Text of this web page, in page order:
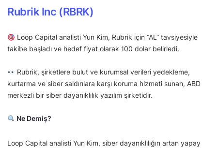
Rubrik Inc (RBRK)
Loop Capital analisti Yun Kim, Rubrik için “AL” tavsiyesiyle
takibe başladı ve hedef fiyat olarak 100 dolar belirledi.
Rubrik, şirketlere bulut ve kurumsal verileri yedekleme,
kurtarma ve siber saldırılara karşı koruma hizmeti sunan, ABD
merkezli bir siber dayanıklılık yazılım şirketidir.
Ne Demiş?
Loop Capital analisti Yun Kim, siber dayanıklılığın artan yapay